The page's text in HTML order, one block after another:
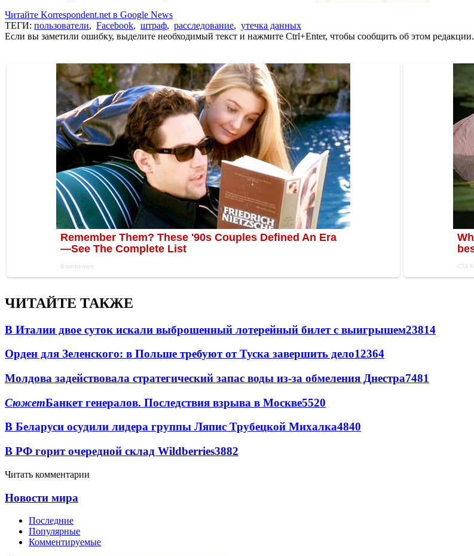
Читайте Korrespondent.net в Google News
ТЕГИ: пользователи, Facebook, штраф, расследование, утечка данных
Если вы заметили ошибку, выделите необходимый текст и нажмите Ctrl+Enter, чтобы сообщить об этом редакции.
ЧИТАЙТЕ ТАКЖЕ
В Италии двое суток искали выброшенный лотерейный билет с выигрышем23814
Орден для Зеленского: в Польше требуют от Туска завершить дело12364
Молдова задействовала стратегический запас воды из-за обмеления Днестра7481
СюжетБанкет генералов. Последствия взрыва в Москве5520
В Беларуси осудили лидера группы Ляпис Трубецкой Михалка4840
В РФ горит очередной склад Wildberries3882
Читать комментарии
Новости мира
Последние
Популярные
Комментируемые